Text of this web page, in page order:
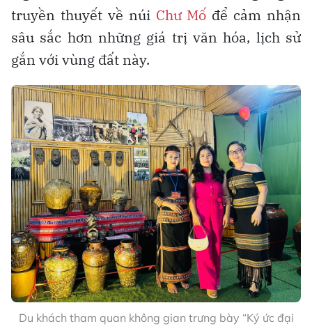
truyền thuyết về núi Chư Mố để cảm nhận
sâu sắc hơn những giá trị văn hóa, lịch sử
gắn với vùng đất này.
Du khách tham quan không gian trưng bày “Ký ức đại